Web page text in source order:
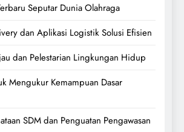
Seputar Dunia Olahraga
dan Aplikasi Logistik Solusi Efisien
dan Pelestarian Lingkungan Hidup
Mengukur Kemampuan Dasar
SDM dan Penguatan Pengawasan